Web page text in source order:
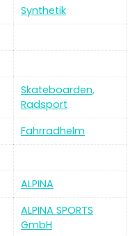
‎Synthetik
‎Skateboarden,
Radsport
‎Fahrradhelm
‎ALPINA
‎ALPINA SPORTS
GmbH